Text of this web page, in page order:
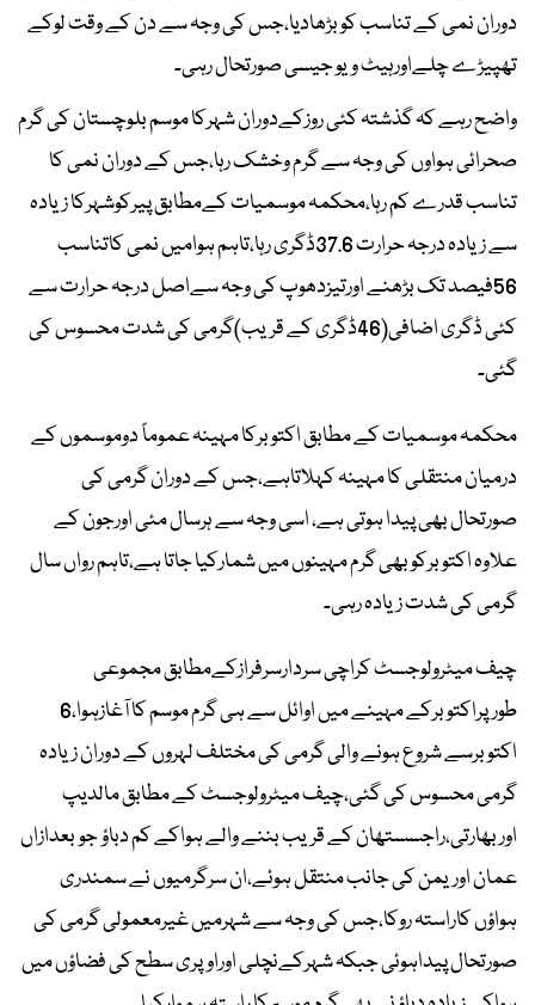
دوران نمی کے تناسب کوبڑھادیا،جس کی وجہ سے دن کے وقت لوکے
تھپیڑے چلےاورہیٹ ویو جیسی صورتحال رہی۔
واضح رہے کہ گذشتہ کئی روزکےدوران شہرکا موسم بلوچستان کی گرم
صحرائی ہواوں کی وجہ سے گرم وخشک رہا،جس کے دوران نمی کا
تناسب قدرے کم رہا،محکمہ موسمیات کےمطابق پیرکوشہرکا زیادہ
سے زیادہ درجہ حرارت 37.6ڈگری رہا،تاہم ہوامیں نمی کاتناسب
56فیصد تک بڑھنے اورتیزدھوپ کی وجہ سےاصل درجہ حرارت سے
کئی ڈگری اضافی(46ڈگری کے قریب)گرمی کی شدت محسوس کی
گئی۔
محکمہ موسمیات کے مطابق اکتوبرکا مہینہ عموماً دوموسموں کے
درمیان منتقلی کا مہینہ کہلاتاہے،جس کے دوران گرمی کی
صورتحال بھی پیدا ہوتی ہے، اسی وجہ سے ہرسال مئی اورجون کے
علاوہ اکتوبرکوبھی گرم مہینوں میں شمارکیا جاتا ہے،تاہم رواں سال
گرمی کی شدت زیادہ رہی۔
چیف میٹرولوجسٹ کراچی سردارسرفرازکےمطابق مجموعی
طورپراکتوبرکے مہینے میں اوائل سے ہی گرم موسم کا آغازہوا،6
اکتوبرسے شروع ہونے والی گرمی کی مختلف لہروں کے دوران زیادہ
گرمی محسوس کی گئی،چیف میٹرولوجسٹ کے مطابق مالدیپ
اوربھارتی،راجسستھان کے قریب بننے والے ہواکے کم دباؤ جو بعدازاں
عمان اوریمن کی جانب منتقل ہوئے،ان سرگرمیوں نے سمندری
ہواؤں کاراستہ روکا،جس کی وجہ سے شہرمیں غیرمعمولی گرمی کی
صورتحال پیداہوئی جبکہ شہرکےنچلی اوراوپری سطح کی فضاؤں میں